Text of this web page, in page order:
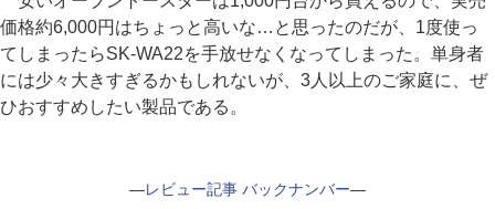
価格約6,000円はちょっと高いな…と思ったのだが、1度使っ
てしまったらSK-WA22を手放せなくなってしまった。単身者
には少々大きすぎるかもしれないが、3人以上のご家庭に、ぜ
ひおすすめしたい製品である。
―レビュー記事 バックナンバー―